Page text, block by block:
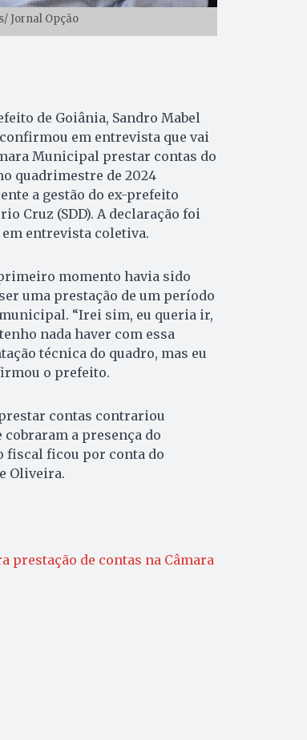
Jornal Opção
de Goiânia, Sandro Mabel
confirmou em entrevista que vai
Municipal prestar contas do
quadrimestre de 2024
a gestão do ex-prefeito
Cruz (SDD). A declaração foi
em entrevista coletiva.
momento havia sido
uma prestação de um período
“Irei sim, eu queria ir,
nada haver com essa
técnica do quadro, mas eu
o prefeito.
contas contrariou
a presença do
fiscal ficou por conta do
Oliveira.
prestação de contas na Câmara